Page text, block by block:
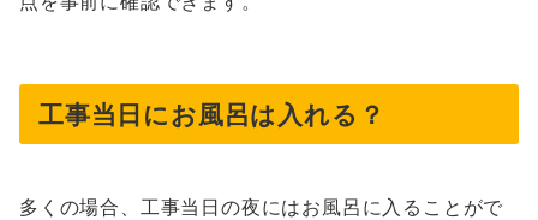
工事当日にお風呂は入れる？
多くの場合、工事当日の夜にはお風呂に入ることがで